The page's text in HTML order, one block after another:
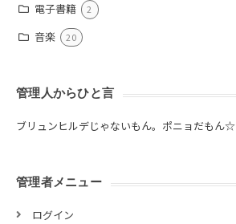
電子書籍 2
音楽 20
管理人からひと言
ブリュンヒルデじゃないもん。ポニョだもん☆
管理者メニュー
ログイン